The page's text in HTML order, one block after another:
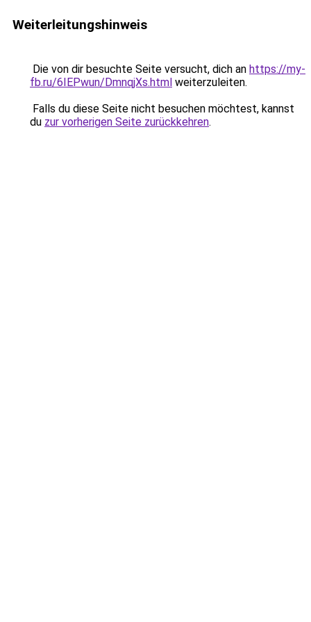
Weiterleitungshinweis
Die von dir besuchte Seite versucht, dich an https://my-
fb.ru/6IEPwun/DmnqjXs.html weiterzuleiten.
Falls du diese Seite nicht besuchen möchtest, kannst
du zur vorherigen Seite zurückkehren.